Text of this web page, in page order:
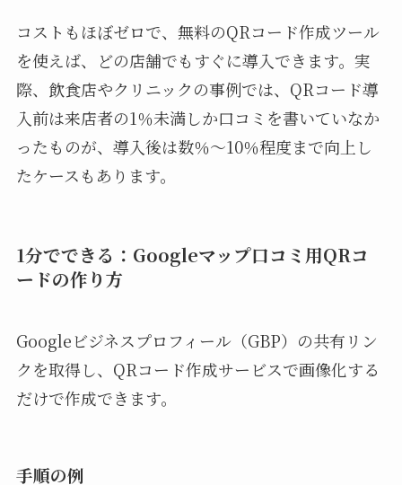
コストもほぼゼロで、無料のQRコード作成ツール
を使えば、どの店舗でもすぐに導入できます。実
際、飲食店やクリニックの事例では、QRコード導
入前は来店者の1％未満しか口コミを書いていなか
ったものが、導入後は数％〜10％程度まで向上し
たケースもあります。
1分でできる：Googleマップ口コミ用QRコ
ードの作り方
Googleビジネスプロフィール（GBP）の共有リン
クを取得し、QRコード作成サービスで画像化する
だけで作成できます。
手順の例